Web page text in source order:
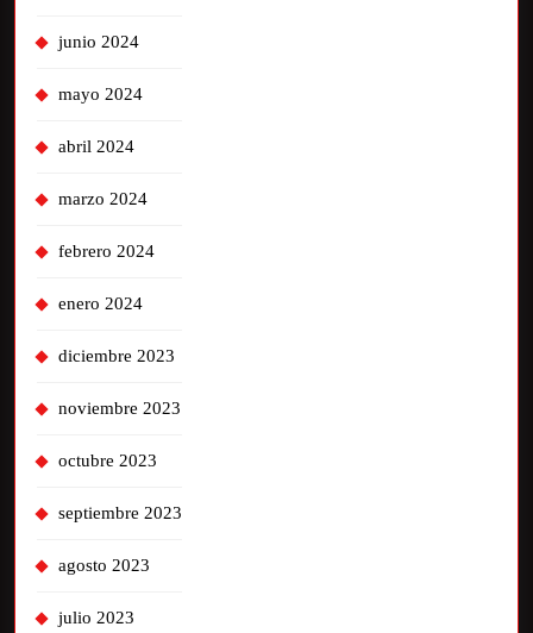
junio 2024
mayo 2024
abril 2024
marzo 2024
febrero 2024
enero 2024
diciembre 2023
noviembre 2023
octubre 2023
septiembre 2023
agosto 2023
julio 2023